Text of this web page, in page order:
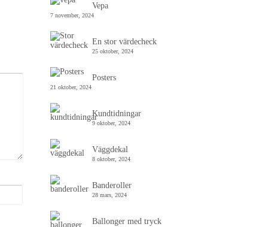
Vepa
7 november, 2024
En stor värdecheck
25 oktober, 2024
Posters
21 oktober, 2024
Kundtidningar
9 oktober, 2024
Väggdekal
8 oktober, 2024
Banderoller
28 mars, 2024
Ballonger med tryck